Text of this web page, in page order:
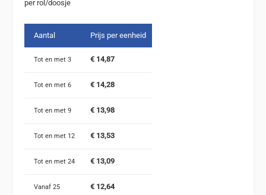
per rol/doosje
Aantal Prijs per eenheid
Tot en met 3 € 14,87
Tot en met 6 € 14,28
Tot en met 9 € 13,98
Tot en met 12 € 13,53
Tot en met 24 € 13,09
Vanaf 25 € 12,64